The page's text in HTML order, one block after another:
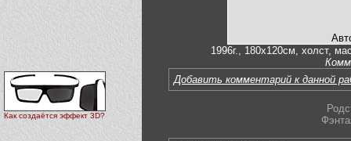
Как создаётся эффект 3D?
1996г., 180х120см, холст,
Добавить комментарий к данной